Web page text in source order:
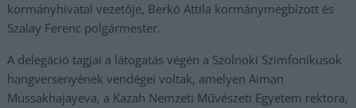
kormányhivatal vezetője, Berkó Attila kormánymegbízott és
Szalay Ferenc polgármester.
A delegáció tagjai a látogatás végén a Szolnoki Szimfonikusok
hangversenyének vendégei voltak, amelyen Aiman
Mussakhajayeva, a Kazah Nemzeti Művészeti Egyetem rektora,